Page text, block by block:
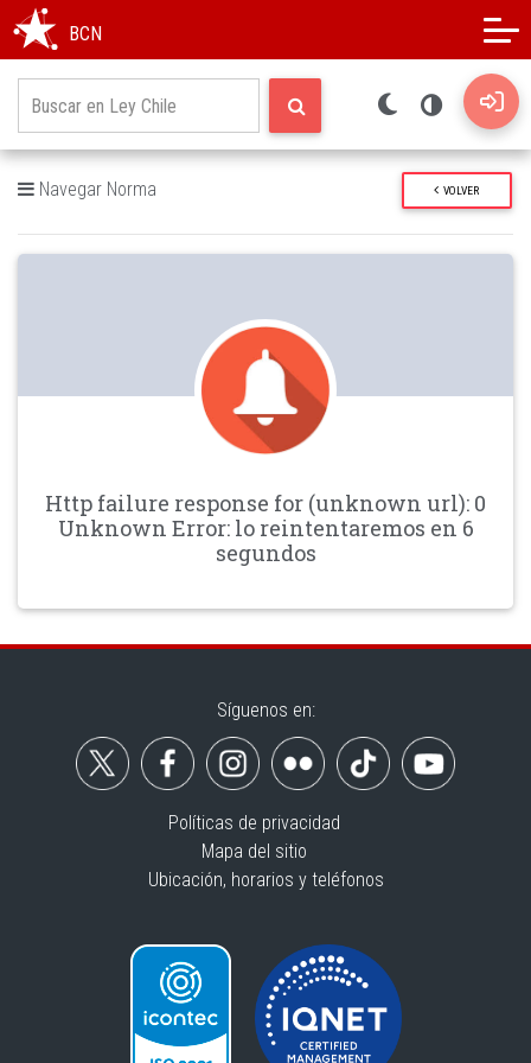
BCN
Navegar Norma VOLVER
Http failure response for (unknown url): 0
Unknown Error: lo reintentaremos en 6
segundos
Síguenos en:
Políticas de privacidad
Mapa del sitio
Ubicación, horarios y teléfonos